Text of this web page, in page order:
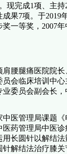
现完成1项、主持
成果7项。于2019
一等奖， 2007年
腰腿痛医院院
员会临床培训中
委员会副会长
中医管理局课题
药管理局中医
长圆针以解结
针解结法治疗膝